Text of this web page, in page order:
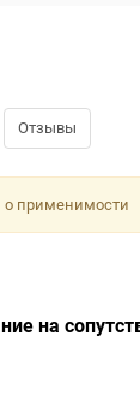
Отзывы
применимости
на